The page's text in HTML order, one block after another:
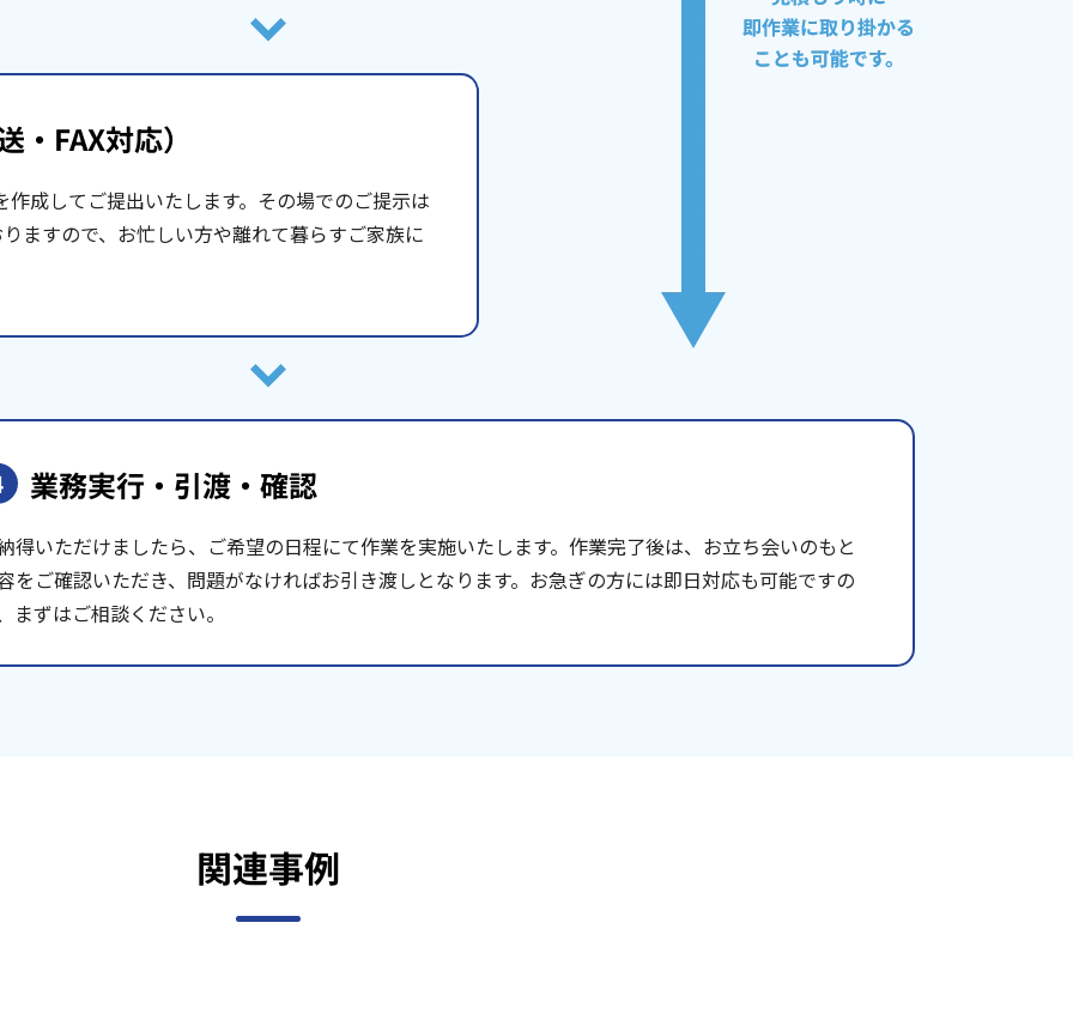
・FAX対応）
成してご提出いたします。その場でのご提示は
ますので、お忙しい方や離れて暮らすご家族に
業務実行・引渡・確認
得いただけましたら、ご希望の日程にて作業を実施いたします。作業完了後は、お立ち会いのもと
をご確認いただき、問題がなければお引き渡しとなります。お急ぎの方には即日対応も可能ですの
まずはご相談ください。
関連事例